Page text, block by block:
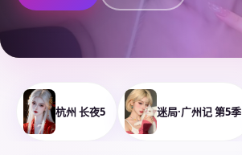
杭州 长夜5 迷局·广州记 第5季